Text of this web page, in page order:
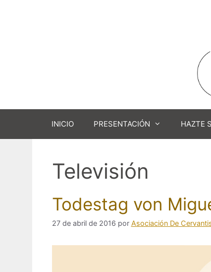
INICIO PRESENTACIÓN HAZTE
Televisión
Todestag von
27 de abril de 2016 por Asociación De